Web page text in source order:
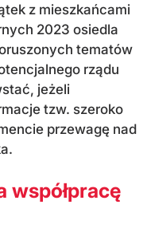
z mieszkańcami
2023 osiedla
tematów
rządu
jeżeli
tzw. szeroko
przewagę nad